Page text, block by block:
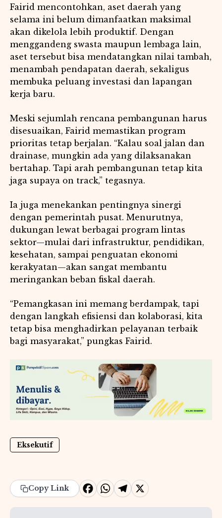
Fairid mencontohkan, aset daerah yang
selama ini belum dimanfaatkan maksimal
akan dikelola lebih produktif. Dengan
menggandeng swasta maupun lembaga lain,
aset tersebut bisa mendatangkan nilai tambah,
menambah pendapatan daerah, sekaligus
membuka peluang investasi dan lapangan
kerja baru.
Meski sejumlah rencana pembangunan harus
disesuaikan, Fairid memastikan program
prioritas tetap berjalan. “Kalau soal jalan dan
drainase, mungkin ada yang dilaksanakan
bertahap. Tapi arah pembangunan tetap kita
jaga supaya on track,” tegasnya.
Ia juga menekankan pentingnya sinergi
dengan pemerintah pusat. Menurutnya,
dukungan lewat berbagai program lintas
sektor—mulai dari infrastruktur, pendidikan,
kesehatan, sampai penguatan ekonomi
kerakyatan—akan sangat membantu
meringankan beban fiskal daerah.
“Pemangkasan ini memang berdampak, tapi
dengan langkah efisiensi dan kolaborasi, kita
tetap bisa menghadirkan pelayanan terbaik
bagi masyarakat,” pungkas Fairid.
Eksekutif
Copy Link
F
a
W
h
T
e
X